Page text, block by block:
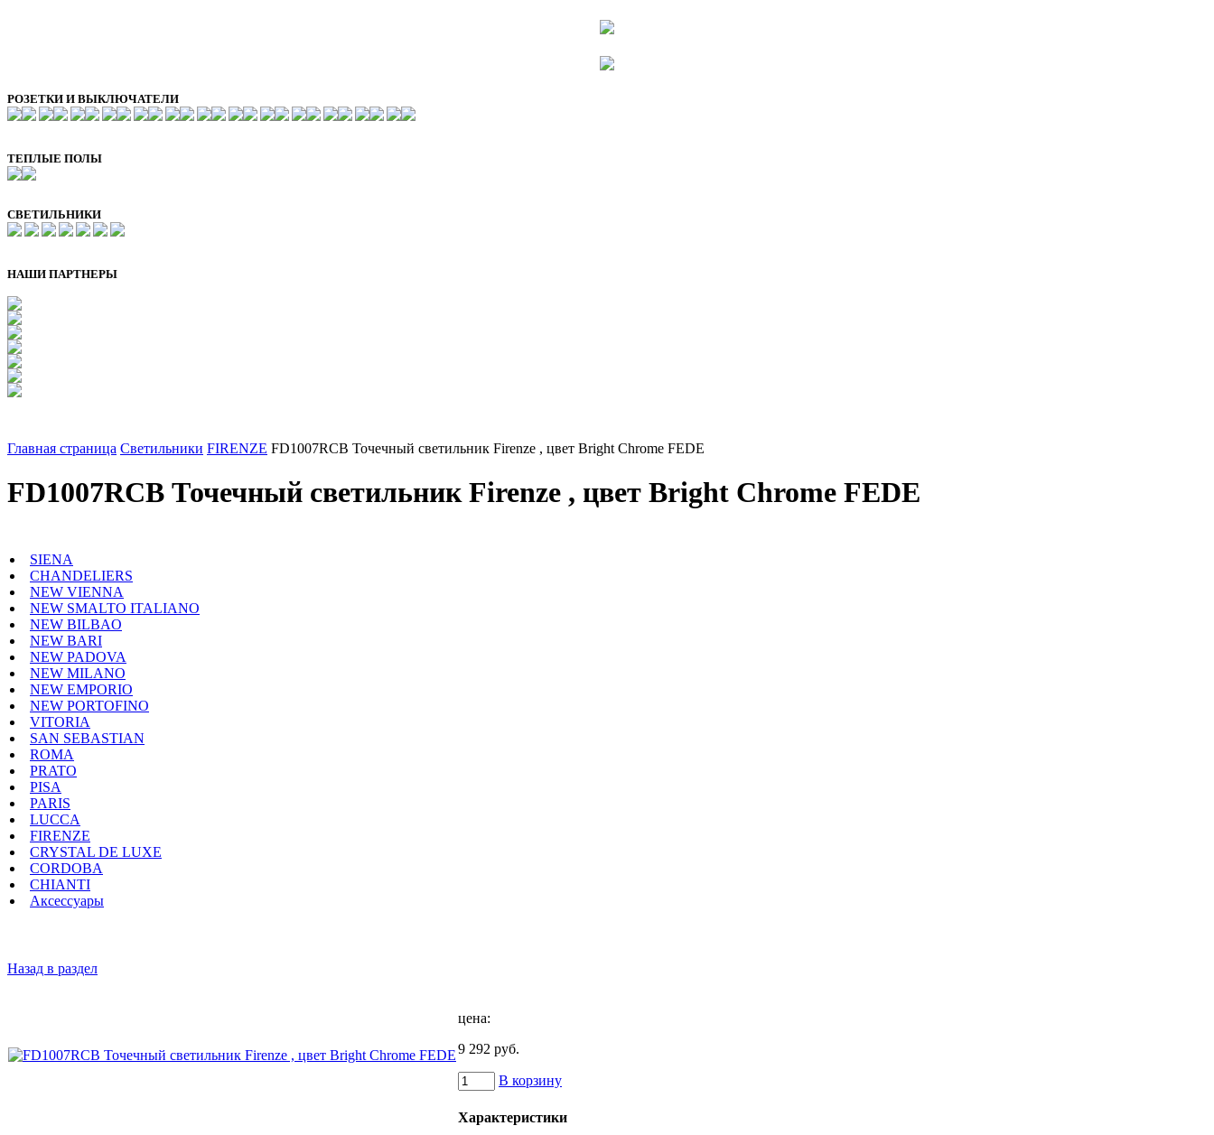
РОЗЕТКИ И ВЫКЛЮЧАТЕЛИ
ТЕПЛЫЕ ПОЛЫ
СВЕТИЛЬНИКИ
НАШИ ПАРТНЕРЫ
Главная страница Светильники FIRENZE FD1007RCB Точечный светильник Firenze , цвет Bright Chrome FEDE
FD1007RCB Точечный светильник Firenze , цвет Bright Chrome FEDE
SIENA
CHANDELIERS
NEW VIENNA
NEW SMALTO ITALIANO
NEW BILBAO
NEW BARI
NEW PADOVA
NEW MILANO
NEW EMPORIO
NEW PORTOFINO
VITORIA
SAN SEBASTIAN
ROMA
PRATO
PISA
PARIS
LUCCA
FIRENZE
CRYSTAL DE LUXE
CORDOBA
CHIANTI
Аксессуары
Назад в раздел
цена:
9 292 руб.
В корзину
Характеристики